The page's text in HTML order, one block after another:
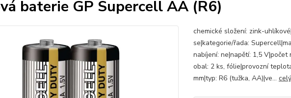
baterie GP Supercell AA (R6)
chemické složení: zink-
se|kategorie/řada:
nabíjení: ne|napětí: 1,5
obal: 2 ks, fólie|provozní
mm|typ: R6 (tužka, AA)|ve...